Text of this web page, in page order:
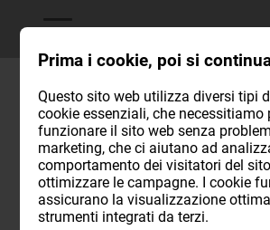
Prenotare un
Compilate il modulo con i vostri dati e
richiesta. La elaboreremo il prima
di notare: Se alla fine sarete meno
avete comunicato in recedenza, fatecelo
Prima i cookie, poi si
Questo sito web utilizza diversi tipi
cookie essenziali, che necessitiamo
funzionare il sito web senza
marketing, che ci aiutano ad
comportamento dei visitatori del
ottimizzare le campagne. I cookie
assicurano la visualizzazione
strumenti integrati da terzi.